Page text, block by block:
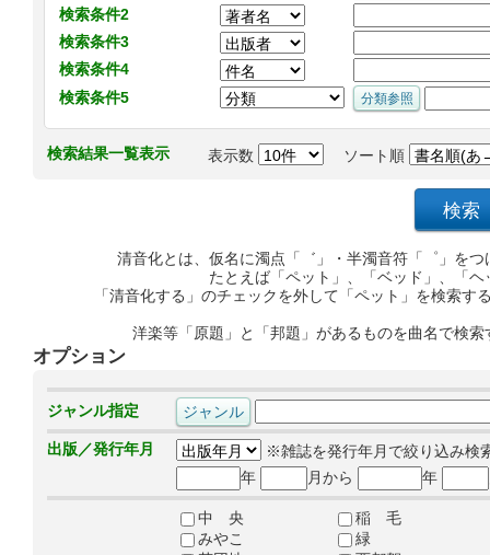
検索条件2
検索条件3
検索条件4
検索条件5
検索結果一覧表示 表示数 ソート順
清音化とは、仮名に濁点「゛」・半濁音符「゜」を
たとえば「ペット」、「ベッド」、「
「清音化する」のチェックを外して「ペット」を検索
洋楽等「原題」と「邦題」があるものを曲名で検
オプション
ジャンル指定
出版／発行年月
※雑誌を発行年月で絞り込み検
年
月から 年
中 央
稲 毛
みやこ
緑